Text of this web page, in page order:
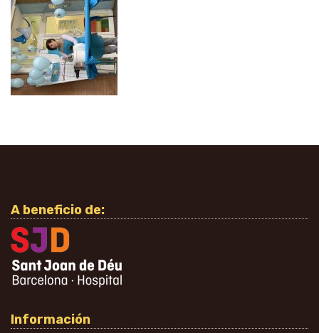
A beneficio de:
Información